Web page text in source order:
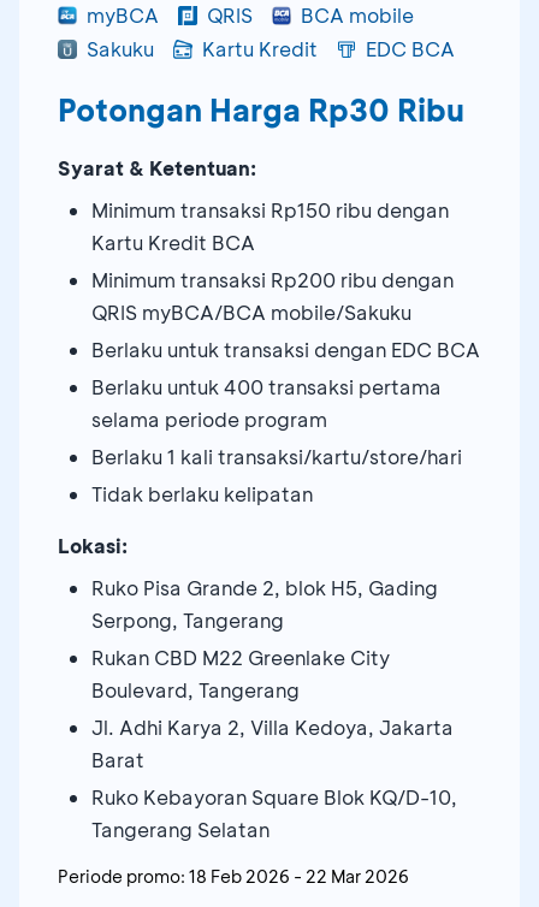
myBCA QRIS
BCA mobile
Sakuku
Kartu Kredit EDC BCA
Potongan Harga Rp30 Ribu
Syarat & Ketentuan:
Minimum transaksi Rp150 ribu dengan
Kartu Kredit BCA
Minimum transaksi Rp200 ribu dengan
QRIS myBCA/BCA mobile/Sakuku
Berlaku untuk transaksi dengan EDC BCA
Berlaku untuk 400 transaksi pertama
selama periode program
Berlaku 1 kali transaksi/kartu/store/hari
Tidak berlaku kelipatan
Lokasi:
Ruko Pisa Grande 2, blok H5, Gading
Serpong, Tangerang
Rukan CBD M22 Greenlake City
Boulevard, Tangerang
Jl. Adhi Karya 2, Villa Kedoya, Jakarta
Barat
Ruko Kebayoran Square Blok KQ/D-10,
Tangerang Selatan
Periode promo: 18 Feb 2026 - 22 Mar 2026